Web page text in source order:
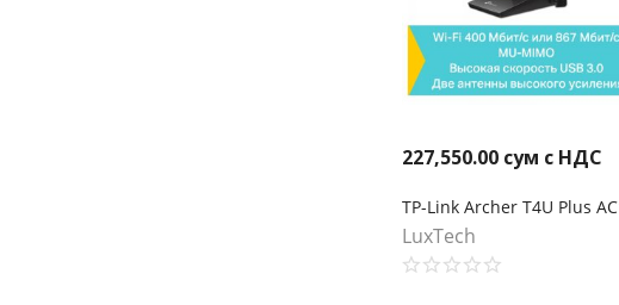
227,550.00 сум с НДС
LuxTech